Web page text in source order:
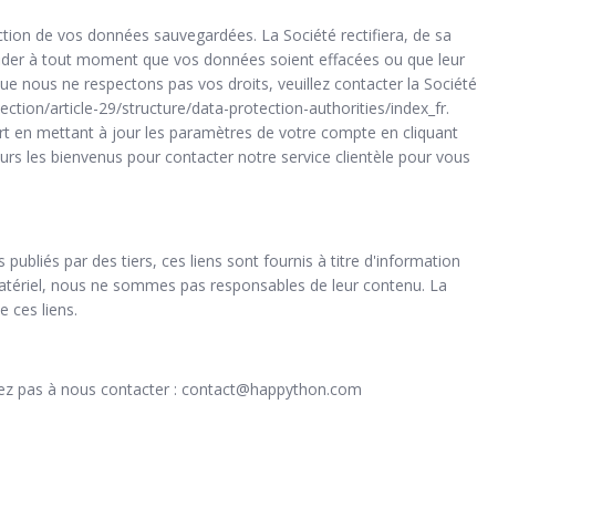
de vos données sauvegardées. La Société rectifiera, de sa
à tout moment que vos données soient effacées ou que leur
nous ne respectons pas vos droits, veuillez contacter la Société
article-29/structure/data-protection-authorities/index_fr.
en mettant à jour les paramètres de votre compte en cliquant
les bienvenus pour contacter notre service clientèle pour vous
par des tiers, ces liens sont fournis à titre d'information
nous ne sommes pas responsables de leur contenu. La
ces liens.
pas à nous contacter : contact@happython.com